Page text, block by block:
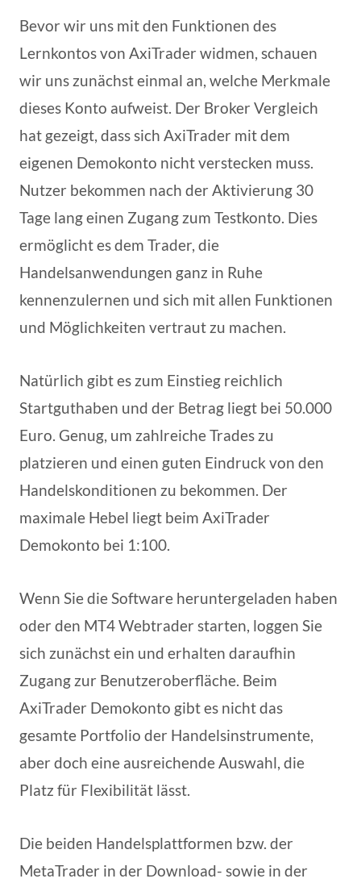
Bevor wir uns mit den Funktionen des
Lernkontos von AxiTrader widmen, schauen
wir uns zunächst einmal an, welche Merkmale
dieses Konto aufweist. Der Broker Vergleich
hat gezeigt, dass sich AxiTrader mit dem
eigenen Demokonto nicht verstecken muss.
Nutzer bekommen nach der Aktivierung 30
Tage lang einen Zugang zum Testkonto. Dies
ermöglicht es dem Trader, die
Handelsanwendungen ganz in Ruhe
kennenzulernen und sich mit allen Funktionen
und Möglichkeiten vertraut zu machen.
Natürlich gibt es zum Einstieg reichlich
Startguthaben und der Betrag liegt bei 50.000
Euro. Genug, um zahlreiche Trades zu
platzieren und einen guten Eindruck von den
Handelskonditionen zu bekommen. Der
maximale Hebel liegt beim AxiTrader
Demokonto bei 1:100.
Wenn Sie die Software heruntergeladen haben
oder den MT4 Webtrader starten, loggen Sie
sich zunächst ein und erhalten daraufhin
Zugang zur Benutzeroberfläche. Beim
AxiTrader Demokonto gibt es nicht das
gesamte Portfolio der Handelsinstrumente,
aber doch eine ausreichende Auswahl, die
Platz für Flexibilität lässt.
Die beiden Handelsplattformen bzw. der
MetaTrader in der Download- sowie in der